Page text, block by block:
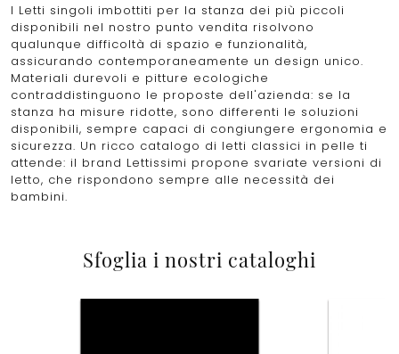
I Letti singoli imbottiti per la stanza dei più piccoli
disponibili nel nostro punto vendita risolvono
qualunque difficoltà di spazio e funzionalità,
assicurando contemporaneamente un design unico.
Materiali durevoli e pitture ecologiche
contraddistinguono le proposte dell'azienda: se la
stanza ha misure ridotte, sono differenti le soluzioni
disponibili, sempre capaci di congiungere ergonomia e
sicurezza. Un ricco catalogo di letti classici in pelle ti
attende: il brand Lettissimi propone svariate versioni di
letto, che rispondono sempre alle necessità dei
bambini.
Sfoglia i nostri cataloghi